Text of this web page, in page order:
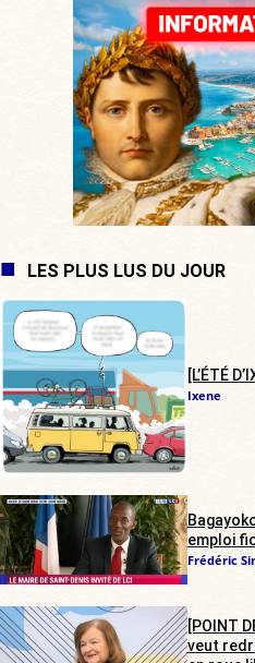
LES PLUS LUS DU JOUR
[L’ÉTÉ
Ixene
emploi
Frédéric
[POINT
veut